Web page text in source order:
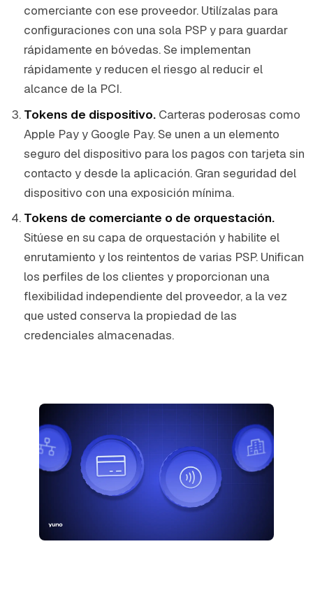
comerciante con ese proveedor. Utilízalas para
configuraciones con una sola PSP y para guardar
rápidamente en bóvedas. Se implementan
rápidamente y reducen el riesgo al reducir el
alcance de la PCI.
Tokens de dispositivo. Carteras poderosas como
Apple Pay y Google Pay. Se unen a un elemento
seguro del dispositivo para los pagos con tarjeta sin
contacto y desde la aplicación. Gran seguridad del
dispositivo con una exposición mínima.
Tokens de comerciante o de orquestación.
Sitúese en su capa de orquestación y habilite el
enrutamiento y los reintentos de varias PSP. Unifican
los perfiles de los clientes y proporcionan una
flexibilidad independiente del proveedor, a la vez
que usted conserva la propiedad de las
credenciales almacenadas.